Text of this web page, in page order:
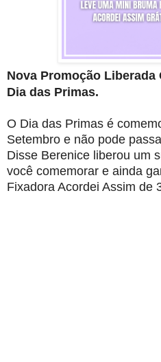
Nova Promoção Liberada
Dia das Primas.
O Dia das Primas é
Setembro e não pode
Disse Berenice liberou um
você comemorar e ainda
Fixadora Acordei Assim de